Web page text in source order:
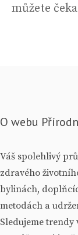
můžete
O webu
Váš spolehlivý
zdravého
bylinách,
metodách a
Sledujeme trendy